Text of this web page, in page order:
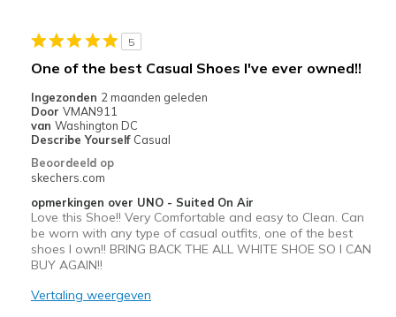
5
One of the best Casual Shoes I've ever owned!!
Ingezonden 2 maanden geleden
Door VMAN911
van Washington DC
Describe Yourself Casual
Beoordeeld op
skechers.com
opmerkingen over UNO - Suited On Air
Love this Shoe!! Very Comfortable and easy to Clean. Can
be worn with any type of casual outfits, one of the best
shoes I own!! BRING BACK THE ALL WHITE SHOE SO I CAN
BUY AGAIN!!
Vertaling weergeven